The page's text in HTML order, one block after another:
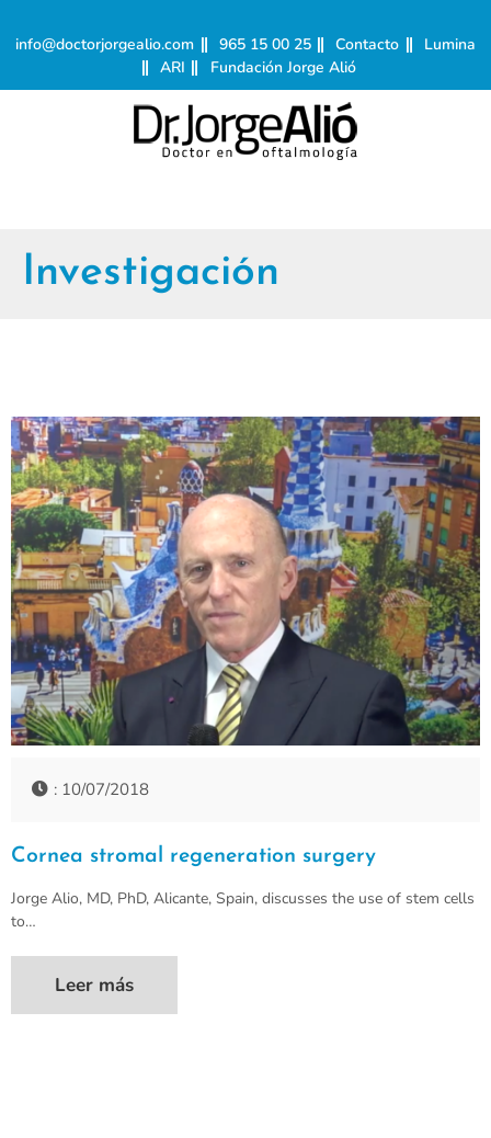
info@doctorjorgealio.com 965 15 00 25 Contacto
Lumina
ARI
Fundación Jorge Alió
Investigación
: 10/07/2018
Cornea stromal regeneration surgery
Jorge Alio, MD, PhD, Alicante, Spain, discusses the use of stem cells
to…
Leer más